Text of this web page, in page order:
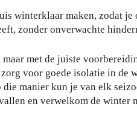
winterklaar maken, zodat je
zonder onverwachte
met de juiste
voor goede isolatie in de
manier kun je van elk
en verwelkom de winter
gje
Ro
tter
har
dlo
sch
oe
ne